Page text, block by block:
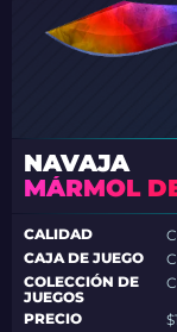
NAVAJA
MÁRMOL
CALIDAD
CAJA DE JUEGO
COLECCIÓN DE
JUEGOS
PRECIO